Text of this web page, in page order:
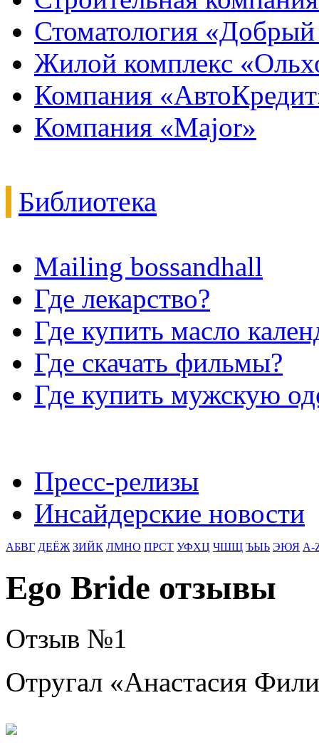
Стоматология
Жилой комплекс
Компания
Компания «Major»
Библиотека
Mailing bossandhall
Где лекарство?
Где купить масло
Где скачать фильмы?
Где купить мужскую
Пресс-релизы
Инсайдерские новости
АБВГ ДЕЁЖ ЗИЙК ЛМНО ПРСТ УФХЦ ЧШЩ ЪЫЬ ЭЮЯ A-
Ego Bride отзывы
Отзыв №1
Отругал «Анастасия